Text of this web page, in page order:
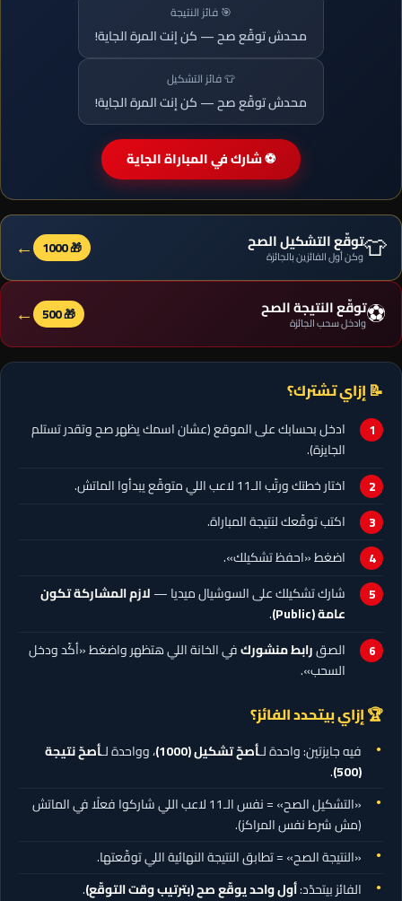
🎯 فائز النتيجة
محدش توقّع صح — كن إنت المرة الجاية!
👕 فائز التشكيل
محدش توقّع صح — كن إنت المرة الجاية!
⚽ شارك في المباراة الجاية
👕توقّع التشكيل الصح
وكن أول الفائزين بالجائزة 🎁 1000
←
⚽توقّع النتيجة الصح
وادخل سحب الجائزة 🎁 500
←
📝 إزاي تشترك؟
ادخل بحسابك على الموقع (عشان اسمك يظهر صح وتقدر تستلم
الجايزة).
اختار خطتك ورتّب الـ11 لاعب اللي متوقّع يبدأوا الماتش.
اكتب توقّعك لنتيجة المباراة.
اضغط «احفظ تشكيلك».
شارك تشكيلك على السوشيال ميديا —لازم المشاركة تكون
عامة (Public)
.
الصقرابط منشوركفي الخانة اللي هتظهر واضغط «أكّد ودخل
السحب».
🏆 إزاي بيتحدد الفائز؟
فيه جايزتين: واحدة لـأصحّ تشكيل(1000) ، وواحدة لـأصحّ نتيجة
(500)
.
«التشكيل الصح» = نفس الـ11 لاعب اللي شاركوا فعلًا في الماتش
(مش شرط نفس المراكز).
«النتيجة الصح» = تطابق النتيجة النهائية اللي توقّعتها.
الفائز بيتحدّد:أول واحد يوقّع صح (بترتيب وقت التوقّع).